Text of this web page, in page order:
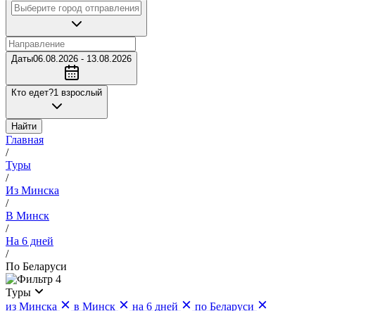
Даты06.08.2026 - 13.08.2026
Кто едет?1 взрослый
Найти
Главная
/
Туры
/
Из Минска
/
В Минск
/
На 6 дней
/
По Беларуси
4
Туры
из Минска
в Минск на 6 дней
по Беларуси